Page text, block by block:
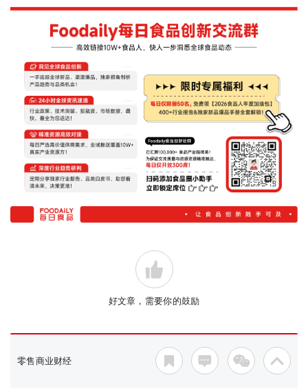
好文章，需要你的鼓励
零售商业财经